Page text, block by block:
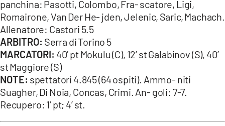
panchina: Pasotti, Colombo, Fra- scatore, Ligi,
Romairone, Van Der He- jden, Jelenic, Saric, Machach.
Allenatore: Castori 5.5
ARBITRO: Serra di Torino 5
MARCATORI: 40’ pt Mokulu (C), 12’ st Galabinov (S), 40’
st Maggiore (S)
NOTE: spettatori 4.845 (64 ospiti). Ammo- niti
Suagher, Di Noia, Concas, Crimi. An- goli: 7-7.
Recupero: 1’ pt; 4’ st.